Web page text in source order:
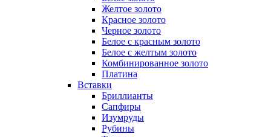
Желтое золото
Красное золото
Черное золото
Белое с красным золото
Белое с желтым золото
Комбинированное золото
Платина
Вставки
Бриллианты
Сапфиры
Изумруды
Рубины